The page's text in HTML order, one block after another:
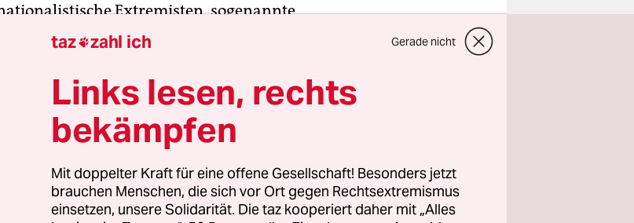
Extremisten, sogenannte
vergangenen Wochenende in Visegrad, einer
Grenze zu Serbien, ihres Führers im Zweiten
gedacht. Er wurde1946 von einem Gericht
verurteilt.
tobt seitdem eine heftige Debatte. Vor allem
stellt dieser Aufmarsch eine
dar. Denn in Visegrad und dem gesamten
Tschetniks 1943 schwere Verbrechen. Tausende
taz zahl ich Gerade nicht
Links lesen, rechts
bekämpfen
Mit doppelter Kraft für eine offene Gesellschaft! Besonders jetzt
brauchen Menschen, die sich vor Ort gegen Rechtsextremismus
einsetzen, unsere Solidarität. Die taz kooperiert daher mit „Alles